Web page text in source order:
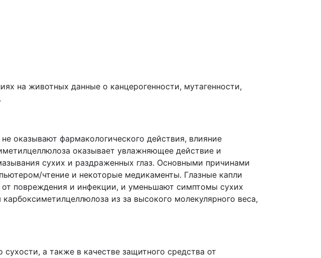
на животных данные о канцерогенности, мутагенности,
оказывают фармакологического действия, влияние
оказывает увлажняющее действие и
сухих и раздраженных глаз. Основными причинами
чтение и некоторые медикаменты. Глазные капли
повреждения и инфекции, и уменьшают симптомы сухих
из за высокого молекулярного веса,
а также в качестве защитного средства от